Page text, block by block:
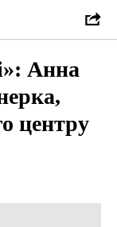
Анна
центру